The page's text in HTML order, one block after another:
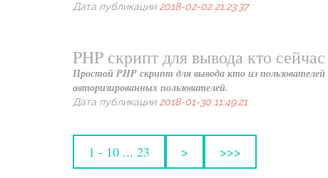
Дата публикации 2018-02-02 21:23:37
PHP скрипт для вывода кто
Простой PHP скрипт для вывода кто из
авторизированных пользователей.
Дата публикации 2018-01-30 11:49:21
1 - 10 ... 23 > >>>